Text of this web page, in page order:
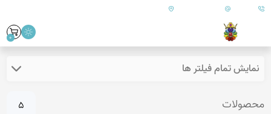
09179890157 ایران - فارس - کازرون
0
نمایش تمام فیلتر ها
محصولات
5